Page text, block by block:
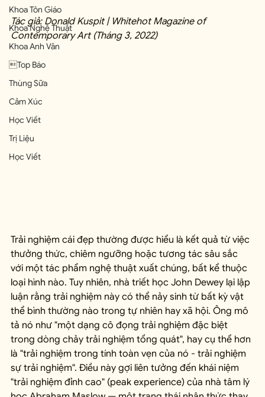
Khoa Tôn Giáo
Khoa Nghệ Thuật
Khoa Anh Văn
Top Báo
Thùng Sữa
Cảm Xúc
Học Viết
Trị Liệu
Học Viết
Tác giả: Donald Kuspit | Whitehot Magazine of
Contemporary Art (Tháng 3, 2022)
Trải nghiệm cái đẹp thường được hiểu là kết quả từ việc
thưởng thức, chiêm ngưỡng hoặc tương tác sâu sắc
với một tác phẩm nghệ thuật xuất chúng, bất kể thuộc
loại hình nào. Tuy nhiên, nhà triết học John Dewey lại lập
luận rằng trải nghiệm này có thể nảy sinh từ bất kỳ vật
thể bình thường nào trong tự nhiên hay xã hội. Ông mô
tả nó như "một dạng cô đọng trải nghiệm đặc biệt
trong dòng chảy trải nghiệm tổng quát", hay cụ thể hơn
là "trải nghiệm trong tính toàn vẹn của nó - trải nghiệm
sự trải nghiệm". Điều này gợi liên tưởng đến khái niệm
"trải nghiệm đỉnh cao" (peak experience) của nhà tâm lý